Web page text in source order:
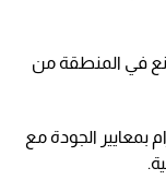
في المنطقة من
بمعايير الجودة مع